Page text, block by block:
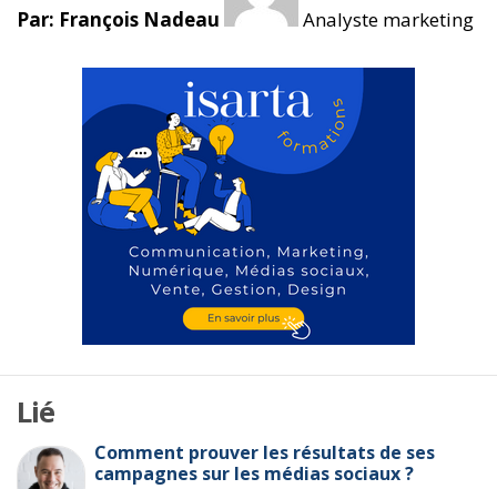
Par: François Nadeau Analyste marketing
Lié
Comment prouver les résultats de ses
campagnes sur les médias sociaux ?